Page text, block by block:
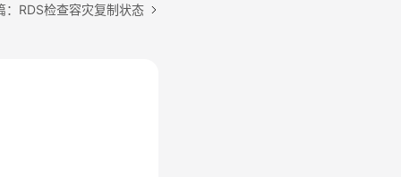
：RDS检查容灾复制状态